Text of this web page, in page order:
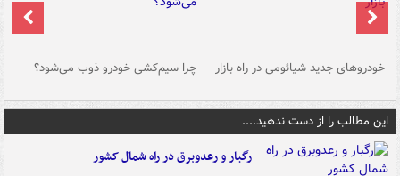
خودروهای جدید شیائومی در راه بازار چرا سیم‌کشی خودرو ذوب می‌شود؟
این مطالب را از دست ندهید....
رگبار و رعدوبرق در راه شمال کشور